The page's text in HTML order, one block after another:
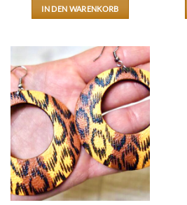
IN DEN WARENKORB